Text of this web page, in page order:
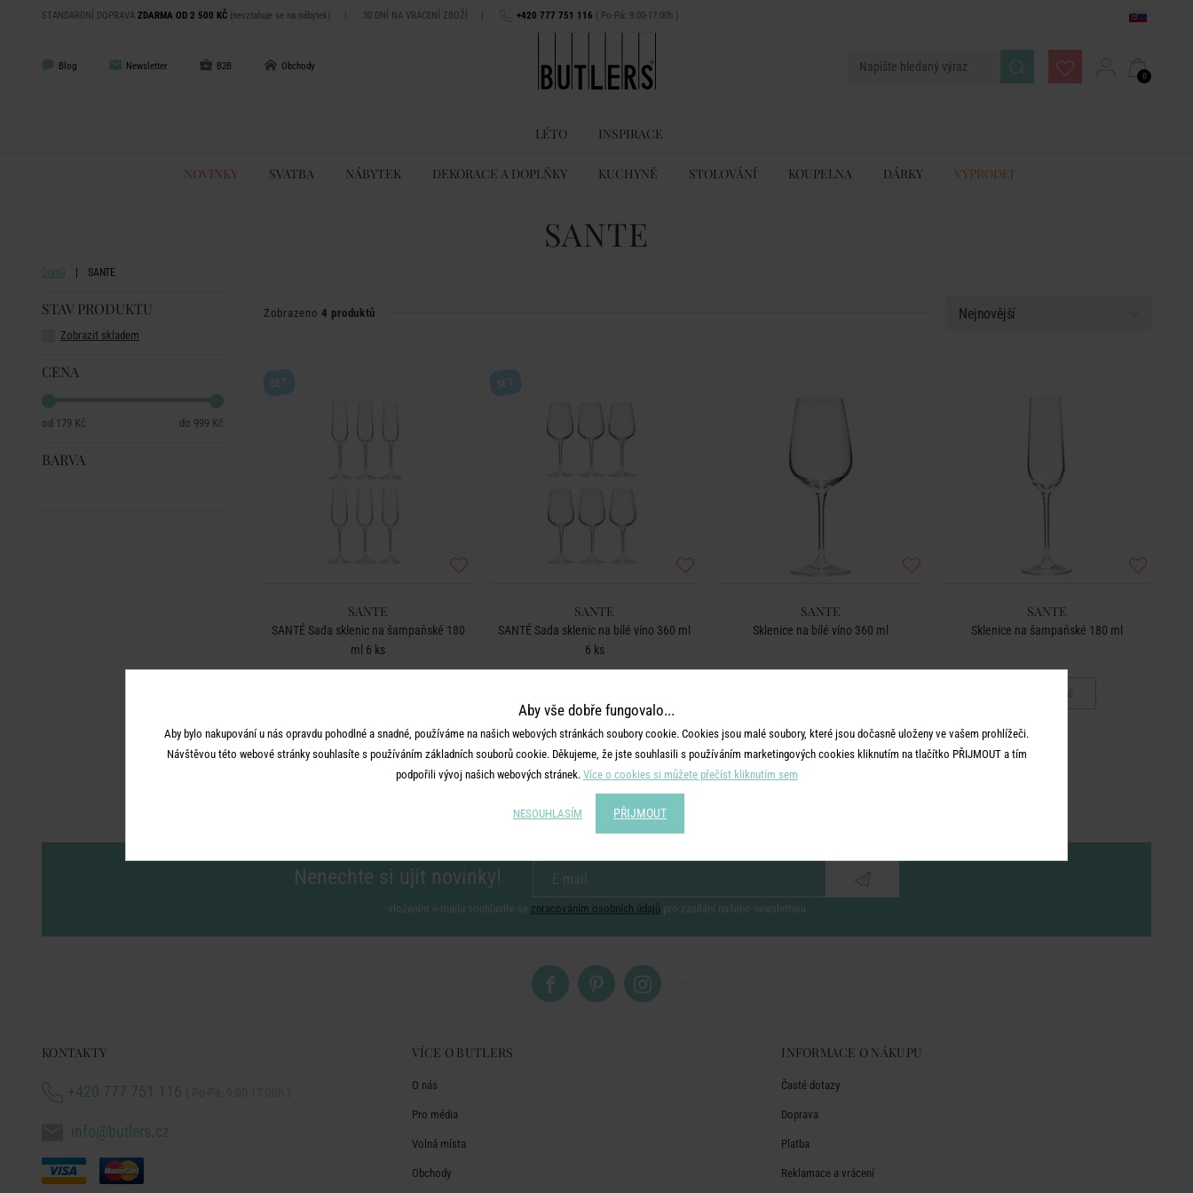
STANDARDNÍ DOPRAVA ZDARMA OD 2 500 KČ (nevztahuje se na nábytek) | 30 DNÍ NA VRÁCENÍ ZBOŽÍ | +420 777 751 116 ( Po-Pá: 9:00-17:00h )
Blog Newsletter B2B Obchody
0
LÉTO INSPIRACE
NOVINKY SVATBA NÁBYTEK DEKORACE A DOPLŇKY KUCHYNĚ STOLOVÁNÍ KOUPELNA DÁRKY VÝPRODEJ
SANTE
Domů SANTE
STAV PRODUKTU
Zobrazit skladem
CENA
179 Kč 999 Kč
BARVA
Zobrazeno 4 produktů
SANTE
SANTÉ Sada sklenic na šampaňské 180
ml 6 ks
SANTE
SANTÉ Sada sklenic na bílé víno 360 ml
6 ks
SANTE
Sklenice na bílé víno 360 ml
SANTE
Sklenice na šampaňské 180 ml
179 Kč
Nenechte si ujít novinky!
vložením e-mailu souhlasíte se zpracováním osobních údajů pro zasílání našeho newsletteru
KONTAKTY
+420 777 751 116
info@butlers.cz
VÍCE O BUTLERS
O nás
Pro média
Volná místa
Obchody
INFORMACE O NÁKUPU
Časté dotazy
Doprava
Platba
Reklamace a vrácení
Aby vše dobře fungovalo...
Aby bylo nakupování u nás opravdu pohodlné a snadné, používáme na našich webových stránkách soubory cookie. Cookies jsou malé soubory, které jsou dočasně uloženy ve vašem prohlížeči.
Návštěvou této webové stránky souhlasíte s používáním základních souborů cookie. Děkujeme, že jste souhlasili s používáním marketingových cookies kliknutím na tlačítko PŘIJMOUT a tím
podpořili vývoj našich webových stránek. Více o cookies si můžete přečíst kliknutím sem
NESOUHLASÍM PŘIJMOUT